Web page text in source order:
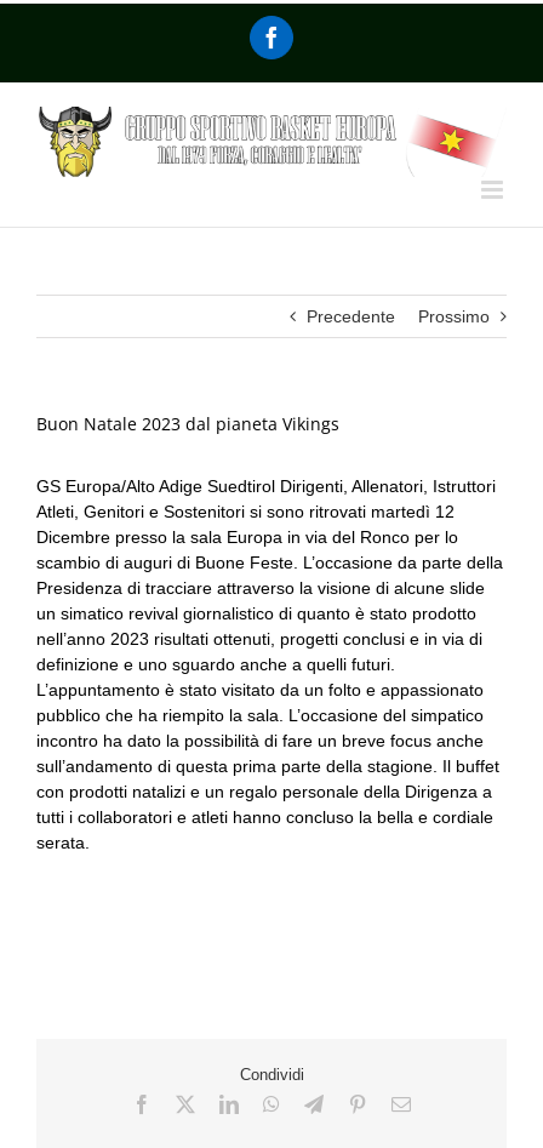
Precedente Prossimo
Buon Natale 2023 dal pianeta Vikings
GS Europa/Alto Adige Suedtirol Dirigenti, Allenatori, Istruttori
Atleti, Genitori e Sostenitori si sono ritrovati martedì 12
Dicembre presso la sala Europa in via del Ronco per lo
scambio di auguri di Buone Feste. L’occasione da parte della
Presidenza di tracciare attraverso la visione di alcune slide
un simatico revival giornalistico di quanto è stato prodotto
nell’anno 2023 risultati ottenuti, progetti conclusi e in via di
definizione e uno sguardo anche a quelli futuri.
L’appuntamento è stato visitato da un folto e appassionato
pubblico che ha riempito la sala. L’occasione del simpatico
incontro ha dato la possibilità di fare un breve focus anche
sull’andamento di questa prima parte della stagione. Il buffet
con prodotti natalizi e un regalo personale della Dirigenza a
tutti i collaboratori e atleti hanno concluso la bella e cordiale
serata.
Condividi